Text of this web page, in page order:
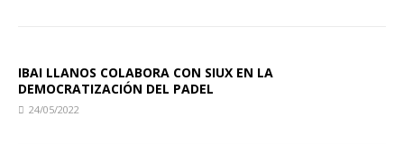
IBAI LLANOS COLABORA CON SIUX EN LA
DEMOCRATIZACIÓN DEL PADEL
24/05/2022